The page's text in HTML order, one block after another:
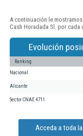
A continuación le
Cash Horadada Sl. por
Evolución
Ranking
Nacional
Alicante
Sector CNAE 4711
Acceda a toda